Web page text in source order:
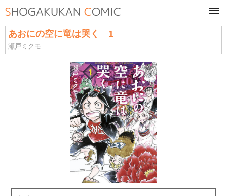
あおにの空に竜は哭く 1
瀬戸ミクモ